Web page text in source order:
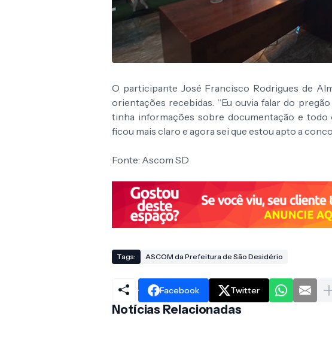
O participante José Francisco Rodrigues de
orientações recebidas. “Eu ouvia falar do
tinha informações sobre documentação e
ficou mais claro e agora sei que estou apto a
Fonte: Ascom SD
Tags: ASCOM da Prefeitura de São Desidério
Facebook Twitter
Notícias Relacionadas